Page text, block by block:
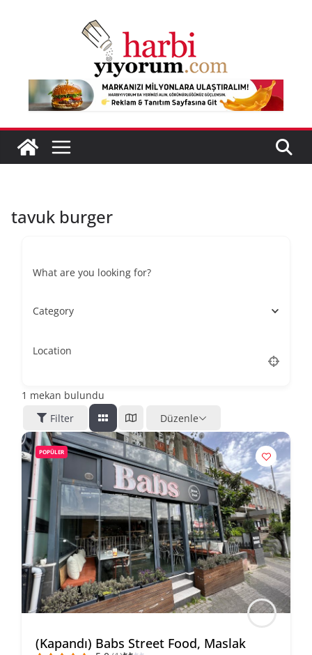
tavuk burger
What are you looking for?
Category
Location
1 mekan bulundu
Filter
Düzenle
POPÜLER
(Kapandı) Babs Street Food, Maslak